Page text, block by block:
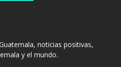
noticias positivas,
y el mundo.